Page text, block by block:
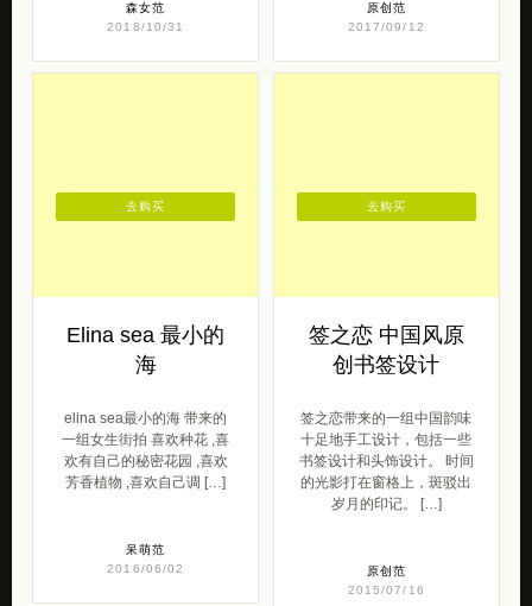
森女范
2018/10/31
原创范
2017/09/12
Elina sea 最小的
海
elina sea最小的海 带来的
一组女生街拍 喜欢种花 ,喜
欢有自己的秘密花园 ,喜欢
芳香植物 ,喜欢自己调 […]
呆萌范
2016/06/02
去购买
签之恋 中国风原
创书签设计
签之恋带来的一组中国韵味
十足地手工设计，包括一些
书签设计和头饰设计。 时间
的光影打在窗格上，斑驳出
岁月的印记。 […]
原创范
2015/07/16
去购买